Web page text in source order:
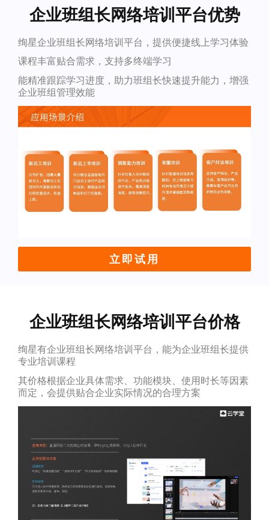
企业班组长网络培训平台优势
绚星企业班组长网络培训平台，提供便捷线上学习体验
课程丰富贴合需求，支持多终端学习
能精准跟踪学习进度，助力班组长快速提升能力，增强
企业班组管理效能
立即试用
企业班组长网络培训平台价格
绚星有企业班组长网络培训平台，能为企业班组长提供
专业培训课程
其价格根据企业具体需求、功能模块、使用时长等因素
而定，会提供贴合企业实际情况的合理方案